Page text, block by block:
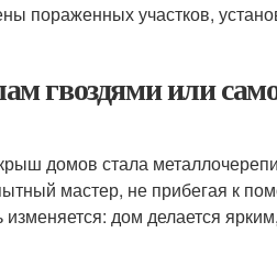
пораженных участков,
гвоздями или
домов стала
мастер, не прибегая к
дом делается